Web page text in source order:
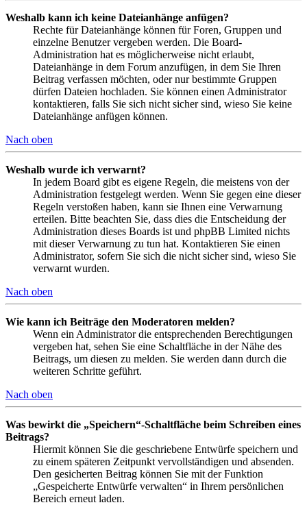
Weshalb kann ich keine Dateianhänge anfügen?
Rechte für Dateianhänge können für Foren, Gruppen und
einzelne Benutzer vergeben werden. Die Board-
Administration hat es möglicherweise nicht erlaubt,
Dateianhänge in dem Forum anzufügen, in dem Sie Ihren
Beitrag verfassen möchten, oder nur bestimmte Gruppen
dürfen Dateien hochladen. Sie können einen Administrator
kontaktieren, falls Sie sich nicht sicher sind, wieso Sie keine
Dateianhänge anfügen können.
Nach oben
Weshalb wurde ich verwarnt?
In jedem Board gibt es eigene Regeln, die meistens von der
Administration festgelegt werden. Wenn Sie gegen eine dieser
Regeln verstoßen haben, kann sie Ihnen eine Verwarnung
erteilen. Bitte beachten Sie, dass dies die Entscheidung der
Administration dieses Boards ist und phpBB Limited nichts
mit dieser Verwarnung zu tun hat. Kontaktieren Sie einen
Administrator, sofern Sie sich die nicht sicher sind, wieso Sie
verwarnt wurden.
Nach oben
Wie kann ich Beiträge den Moderatoren melden?
Wenn ein Administrator die entsprechenden Berechtigungen
vergeben hat, sehen Sie eine Schaltfläche in der Nähe des
Beitrags, um diesen zu melden. Sie werden dann durch die
weiteren Schritte geführt.
Nach oben
Was bewirkt die „Speichern“-Schaltfläche beim Schreiben eines
Beitrags?
Hiermit können Sie die geschriebene Entwürfe speichern und
zu einem späteren Zeitpunkt vervollständigen und absenden.
Den gesicherten Beitrag können Sie mit der Funktion
„Gespeicherte Entwürfe verwalten“ in Ihrem persönlichen
Bereich erneut laden.